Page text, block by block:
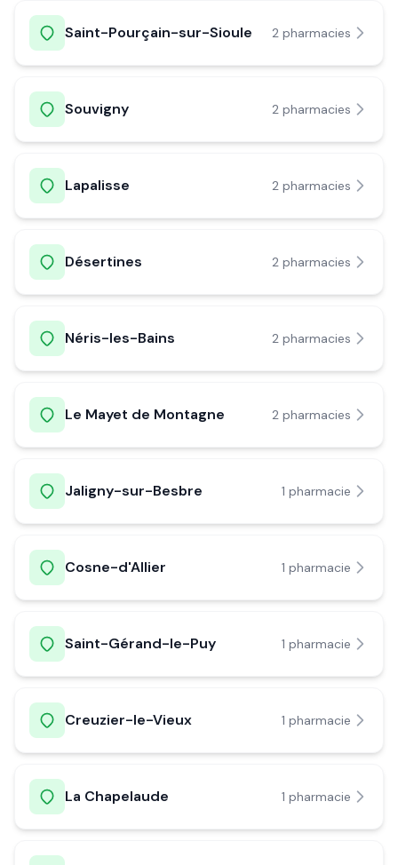
Saint-Pourçain-sur-Sioule 2 pharmacies
Souvigny 2 pharmacies
Lapalisse 2 pharmacies
Désertines 2 pharmacies
Néris-les-Bains 2 pharmacies
Le Mayet de Montagne 2 pharmacies
Jaligny-sur-Besbre 1 pharmacie
Cosne-d'Allier 1 pharmacie
Saint-Gérand-le-Puy 1 pharmacie
Creuzier-le-Vieux 1 pharmacie
La Chapelaude 1 pharmacie